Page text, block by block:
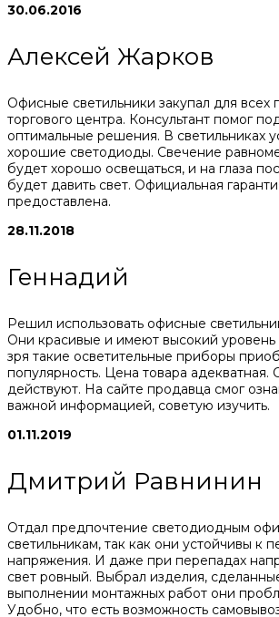
30.06.2016
Алексей Жарков
Офисные светильники закупал для
торгового центра. Консультант помог
оптимальные решения. В светильниках
хорошие светодиоды. Свечение
будет хорошо освещаться, и на глаза
будет давить свет. Официальная
предоставлена.
28.11.2018
Геннадий
Решил использовать офисные
Они красивые и имеют высокий уровень
зря такие осветительные приборы
популярность. Цена товара
действуют. На сайте продавца смог
важной информацией, советую изучить.
01.11.2019
Дмитрий Равнинин
Отдал предпочтение светодиодным
светильникам, так как они устойчивы к
напряжения. И даже при перепадах
свет ровный. Выбрал изделия,
выполнении монтажных работ они
Удобно, что есть возможность